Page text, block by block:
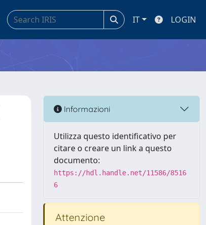
IT LOGIN
Informazioni
Utilizza questo identificativo per
citare o creare un link a questo
documento:
https://hdl.handle.net/11586/8516
6
Attenzione